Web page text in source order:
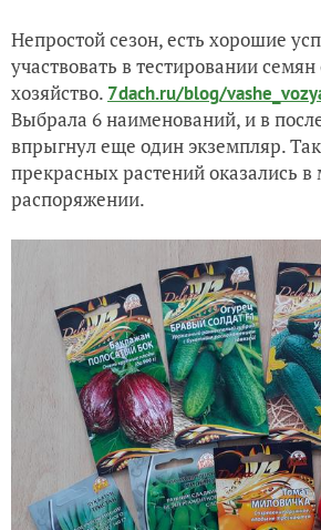
Перспективные планы на сезон-
Заметка на полях: как уходят в
Непростой сезон, есть хорошие
участвовать в тестировании
хозяйство. 7dach.ru/blog/
Выбрала 6 наименований, и в
впрыгнул еще один экземпляр.
прекрасных растений оказались
распоряжении.